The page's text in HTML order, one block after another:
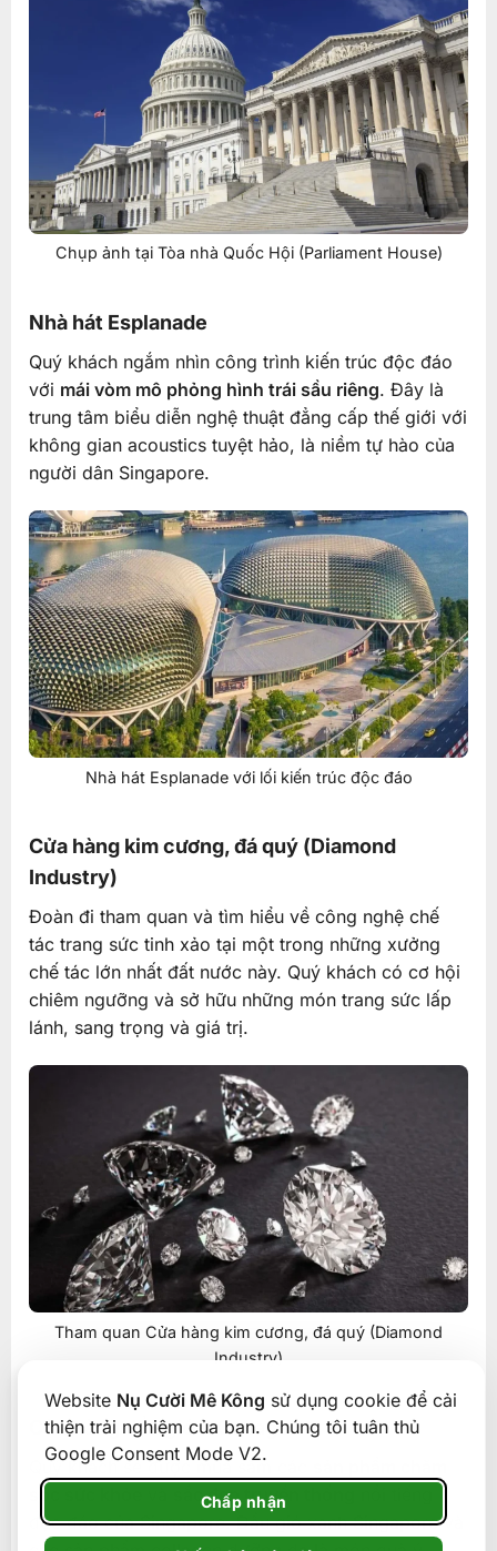
Website Nụ Cười Mê Kông sử dụng cookie để cải
thiện trải nghiệm của bạn. Chúng tôi tuân thủ
Google Consent Mode V2.
Chấp nhận
Chụp ảnh tại Tòa nhà Quốc Hội (Parliament House)
Nhà hát Esplanade
Quý khách ngắm nhìn công trình kiến trúc độc đáo
với mái vòm mô phỏng hình trái sầu riêng. Đây là
trung tâm biểu diễn nghệ thuật đẳng cấp thế giới với
không gian acoustics tuyệt hảo, là niềm tự hào của
người dân Singapore.
Nhà hát Esplanade với lối kiến trúc độc đáo
Cửa hàng kim cương, đá quý (Diamond
Industry)
Đoàn đi tham quan và tìm hiểu về công nghệ chế
tác trang sức tinh xảo tại một trong những xưởng
chế tác lớn nhất đất nước này. Quý khách có cơ hội
chiêm ngưỡng và sở hữu những món trang sức lấp
lánh, sang trọng và giá trị.
Tham quan Cửa hàng kim cương, đá quý (Diamond
Industry)
Cửa hàng dầu gió & Collagen
Quý khách sẽ được mua sắm các
sóc sức khỏe
sắc đẹp truyền thống
độc đáo của Singapore. Dầu gió xanh Singapore và